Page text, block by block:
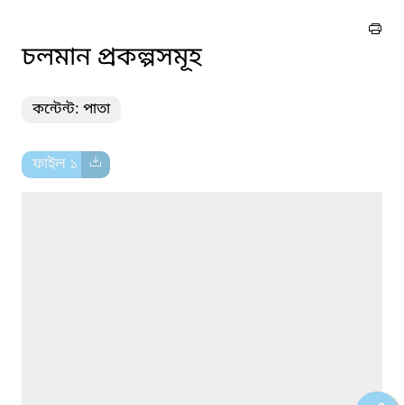
চলমান প্রকল্পসমূহ
কন্টেন্ট: পাতা
ফাইল ১